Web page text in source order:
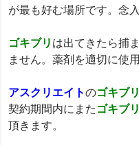
が最も好む場所です。念
ゴキブリ は出てきたら捕
ません。薬剤を適切に使
アスクリエイトのゴキブ
契約期間内にまた ゴキブリ
頂きます。